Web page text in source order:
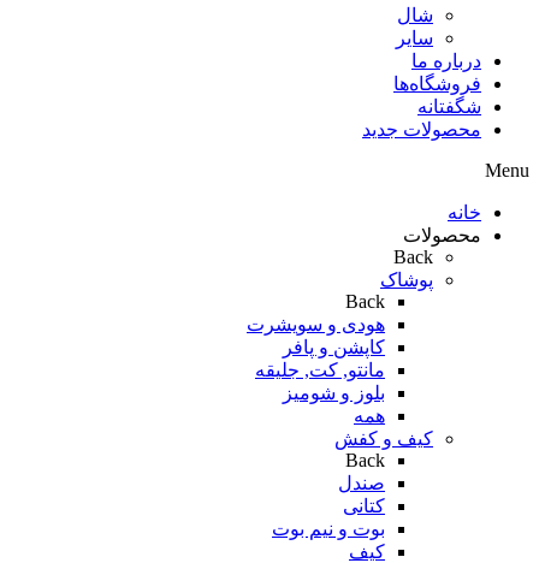
شال
سایر
درباره ما
فروشگاه‌ها
شگفتانه
محصولات جدید
Menu
خانه
محصولات
Back
پوشاک
Back
هودی و سویشرت
کاپشن و پافر
مانتو, کت, جلیقه
بلوز و شومیز
همه
کیف و کفش
Back
صندل
کتانی
بوت و نیم بوت
کیف